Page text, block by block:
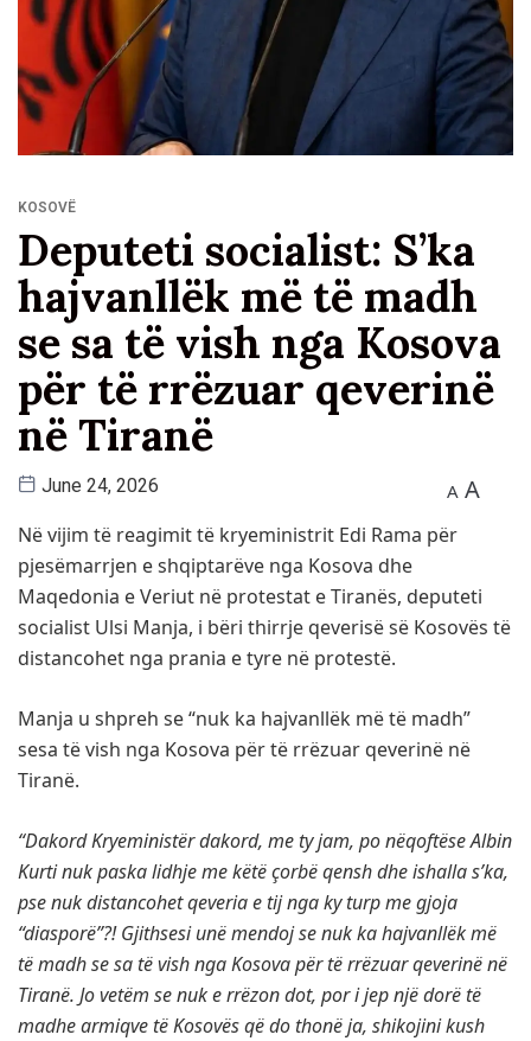
KOSOVË
Deputeti socialist: S’ka
hajvanllëk më të madh
se sa të vish nga Kosova
për të rrëzuar qeverinë
në Tiranë
June 24, 2026 A A
Në vijim të reagimit të kryeministrit Edi Rama për
pjesëmarrjen e shqiptarëve nga Kosova dhe
Maqedonia e Veriut në protestat e Tiranës, deputeti
socialist Ulsi Manja, i bëri thirrje qeverisë së Kosovës të
distancohet nga prania e tyre në protestë.
Manja u shpreh se “nuk ka hajvanllëk më të madh”
sesa të vish nga Kosova për të rrëzuar qeverinë në
Tiranë.
“Dakord Kryeministër dakord, me ty jam, po nëqoftëse Albin
Kurti nuk paska lidhje me këtë çorbë qensh dhe ishalla s’ka,
pse nuk distancohet qeveria e tij nga ky turp me gjoja
“diasporë”?! Gjithsesi unë mendoj se nuk ka hajvanllëk më
të madh se sa të vish nga Kosova për të rrëzuar qeverinë në
Tiranë. Jo vetëm se nuk e rrëzon dot, por i jep një dorë të
madhe armiqve të Kosovës që do thonë ja, shikojini kush